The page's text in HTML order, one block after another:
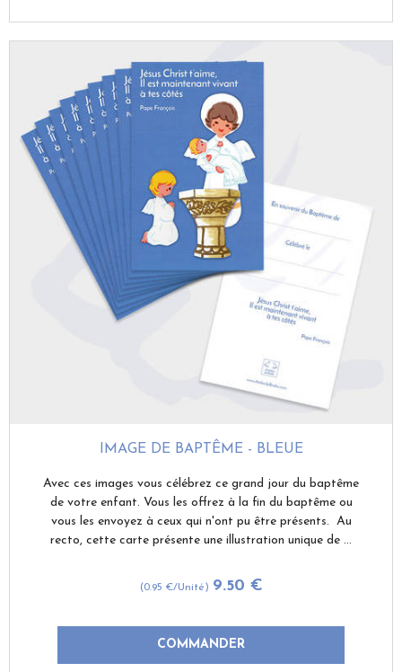
IMAGE DE BAPTÊME - BLEUE
(0.95 €/Unité) 9.50 €
Avec ces images vous célébrez ce grand jour du baptême
de votre enfant. Vous les offrez à la fin du baptême ou
vous les envoyez à ceux qui n'ont pu être présents. Au
recto, cette carte présente une illustration unique de ...